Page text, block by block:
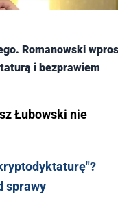
Romanowski wprost:
i bezprawiem
Łubowski nie
sprawy